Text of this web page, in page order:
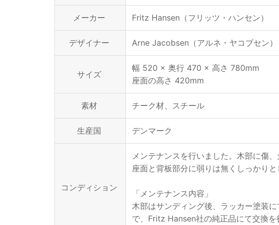
メーカー Fritz Hansen（フリッツ・ハンセン）
デザイナー Arne Jacobsen（アルネ・ヤコブセン）
サイズ
幅 520 × 奥行 470 × 高さ 780mm
座面の高さ 420mm
素材 チーク材、スチール
生産国 デンマーク
コンディション
メンテナンスを行いました。木部に傷
座面と背板部分に弱りは無くしっかり
「メンテナンス内容」
木部はサンディング後、ラッカー塗装
で、Fritz Hansen社の純正品にて交換を